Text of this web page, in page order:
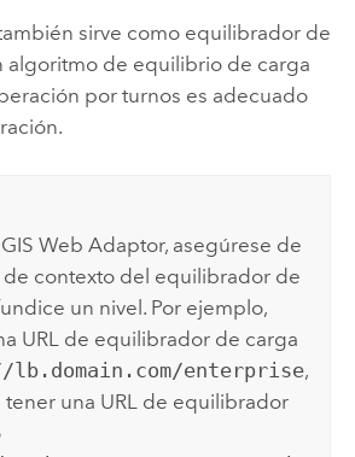
sirve como equilibrador de
algoritmo de equilibrio de carga
por turnos es adecuado
Web Adaptor, asegúrese de
contexto del equilibrador de
un nivel. Por ejemplo,
URL de equilibrador de carga
enterprise,
una URL de equilibrador